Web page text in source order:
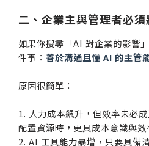
二、企業主與管理者必
如果你搜尋「AI 對企業的影響
件事： 善於溝通且懂 AI 的主管
原因很簡單：
1. 人力成本飆升，但效率未必
配置資源時，更具成本意識與效
2. AI 工具能力暴增，只要具備